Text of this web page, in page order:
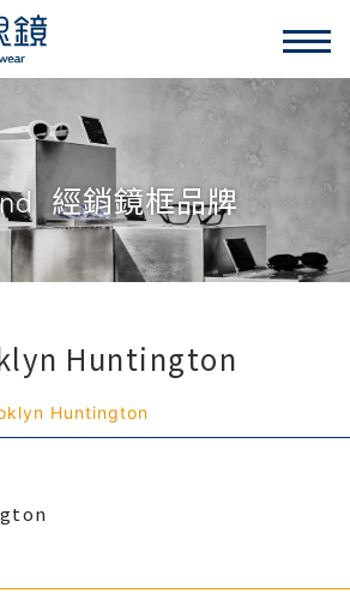
經銷鏡框品牌
Huntington
Huntington